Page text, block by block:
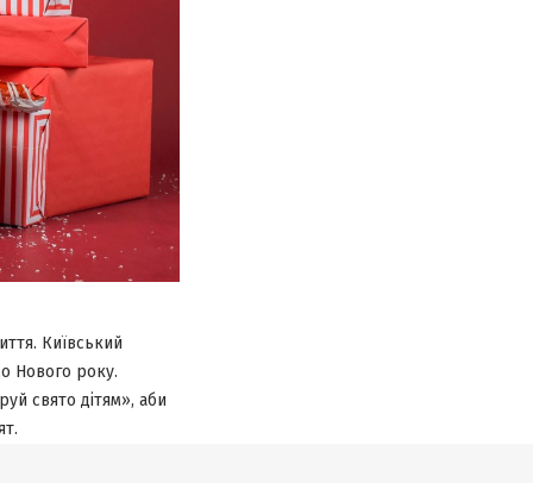
Київський
Нового року.
свято дітям», аби